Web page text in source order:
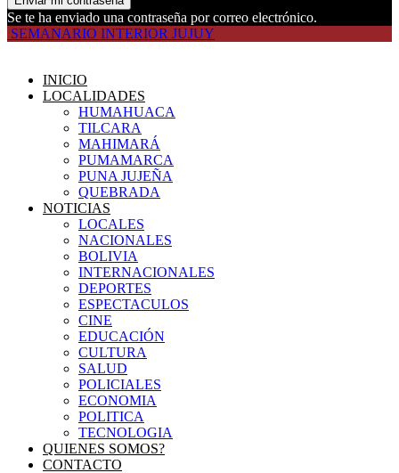
Se te ha enviado una contraseña por correo electrónico.
SEMANARIO INTERIOR JUJUY
INICIO
LOCALIDADES
HUMAHUACA
TILCARA
MAHIMARÁ
PUMAMARCA
PUNA JUJEÑA
QUEBRADA
NOTICIAS
LOCALES
NACIONALES
BOLIVIA
INTERNACIONALES
DEPORTES
ESPECTACULOS
CINE
EDUCACIÓN
CULTURA
SALUD
POLICIALES
ECONOMIA
POLITICA
TECNOLOGIA
QUIENES SOMOS?
CONTACTO